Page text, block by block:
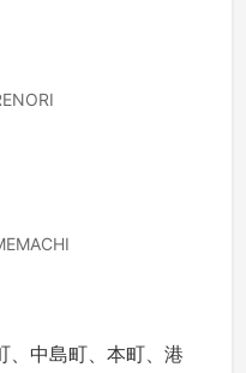
、中島町、本町、港